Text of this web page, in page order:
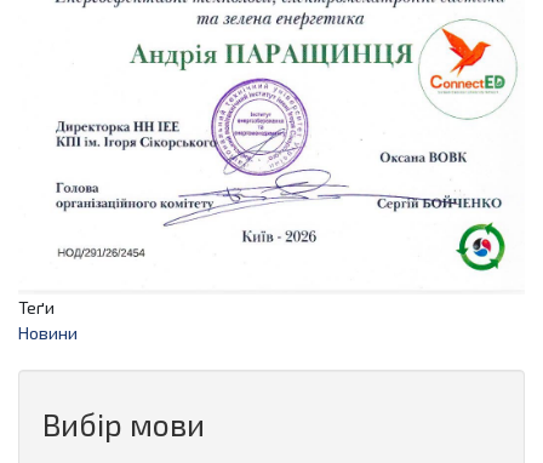
Теґи
Новини
Вибір мови